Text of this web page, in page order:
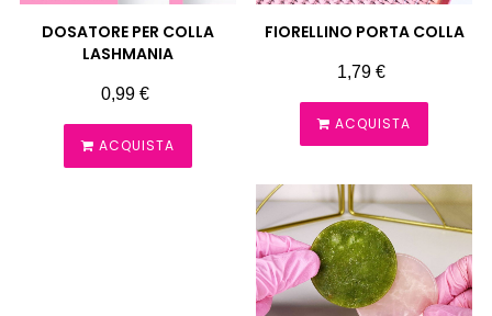
DOSATORE PER COLLA
LASHMANIA
Prezzo
0,99 €
ACQUISTA
FIORELLINO PORTA COLLA
Prezzo
1,79 €
ACQUISTA